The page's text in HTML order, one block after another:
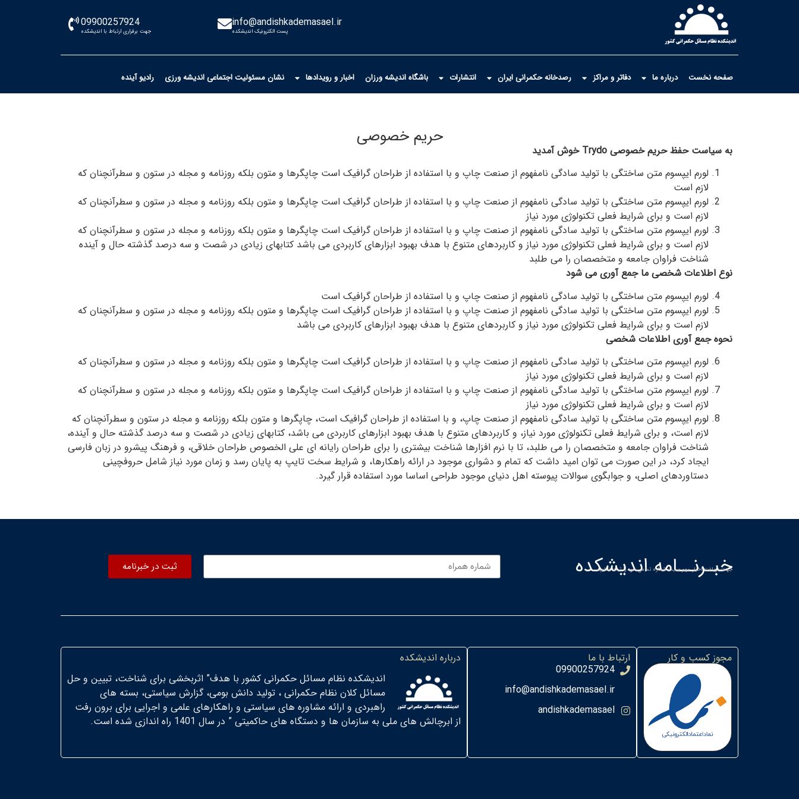
info@andishkademasael.ir
پست الکترونیک اندیشکده
09900257924
جهت برقراری ارتباط با اندیشکده
صفحه نخست درباره ما دفاتر و مراکز رصدخانه حکمرانی ایران انتشارات باشگاه اندیشه ورزان اخبار و رویدادها نشان مسئولیت اجتماعی اندیشه ورزی رادیو آینده
حریم خصوصی
به سیاست حفظ حریم خصوصی Trydo خوش آمدید
لورم ایپسوم متن ساختگی با تولید سادگی نامفهوم از صنعت چاپ و با استفاده از طراحان گرافیک است چاپگرها و متون بلکه روزنامه و مجله در ستون و سطرآنچنان که
لازم است
لورم ایپسوم متن ساختگی با تولید سادگی نامفهوم از صنعت چاپ و با استفاده از طراحان گرافیک است چاپگرها و متون بلکه روزنامه و مجله در ستون و سطرآنچنان که
لازم است و برای شرایط فعلی تکنولوژی مورد نیاز
لورم ایپسوم متن ساختگی با تولید سادگی نامفهوم از صنعت چاپ و با استفاده از طراحان گرافیک است چاپگرها و متون بلکه روزنامه و مجله در ستون و سطرآنچنان که
لازم است و برای شرایط فعلی تکنولوژی مورد نیاز و کاربردهای متنوع با هدف بهبود ابزارهای کاربردی می باشد کتابهای زیادی در شصت و سه درصد گذشته حال و آینده
شناخت فراوان جامعه و متخصصان را می طلبد
نوع اطلاعات شخصی ما جمع آوری می شود
لورم ایپسوم متن ساختگی با تولید سادگی نامفهوم از صنعت چاپ و با استفاده از طراحان گرافیک است
لورم ایپسوم متن ساختگی با تولید سادگی نامفهوم از صنعت چاپ و با استفاده از طراحان گرافیک است چاپگرها و متون بلکه روزنامه و مجله در ستون و سطرآنچنان که
لازم است و برای شرایط فعلی تکنولوژی مورد نیاز و کاربردهای متنوع با هدف بهبود ابزارهای کاربردی می باشد
نحوه جمع آوری اطلاعات شخصی
لورم ایپسوم متن ساختگی با تولید سادگی نامفهوم از صنعت چاپ و با استفاده از طراحان گرافیک است چاپگرها و متون بلکه روزنامه و مجله در ستون و سطرآنچنان که
لازم است و برای شرایط فعلی تکنولوژی مورد نیاز
لورم ایپسوم متن ساختگی با تولید سادگی نامفهوم از صنعت چاپ و با استفاده از طراحان گرافیک است چاپگرها و متون بلکه روزنامه و مجله در ستون و سطرآنچنان که
لازم است و برای شرایط فعلی تکنولوژی مورد نیاز
لورم ایپسوم متن ساختگی با تولید سادگی نامفهوم از صنعت چاپ، و با استفاده از طراحان گرافیک است، چاپگرها و متون بلکه روزنامه و مجله در ستون و سطرآنچنان که
لازم است، و برای شرایط فعلی تکنولوژی مورد نیاز، و کاربردهای متنوع با هدف بهبود ابزارهای کاربردی می باشد، کتابهای زیادی در شصت و سه درصد گذشته حال و آینده،
شناخت فراوان جامعه و متخصصان را می طلبد، تا با نرم افزارها شناخت بیشتری را برای طراحان رایانه ای علی الخصوص طراحان خلاقی، و فرهنگ پیشرو در زبان فارسی
ایجاد کرد، در این صورت می توان امید داشت که تمام و دشواری موجود در ارائه راهکارها، و شرایط سخت تایپ به پایان رسد و زمان مورد نیاز شامل حروفچینی
دستاوردهای اصلی، و جوابگوی سوالات پیوسته اهل دنیای موجود طراحی اساسا مورد استفاده قرار گیرد.
خبـرنــامه اندیشکده
جهت دریافت اخبار مهم سایت شماره تماس خود را ثبت نمایید ثبت در خبرنامه
مجوز کسب و کار
ارتباط با ما
09900257924
info@andishkademasael.ir
andishkademasael
درباره اندیشکده
اندیشکده نظام مسائل حکمرانی کشور با هدف” اثربخشی برای شناخت، تبیین و حل
مسائل کلان نظام حکمرانی ، تولید دانش بومی، گزارش سیاستی، بسته های
راهبردی و ارائه مشاوره های سیاستی و راهکارهای علمی و اجرایی برای برون رفت
از ابرچالش های ملی به سازمان ها و دستگاه های حاکمیتی ” در سال 1401 راه اندازی شده است.